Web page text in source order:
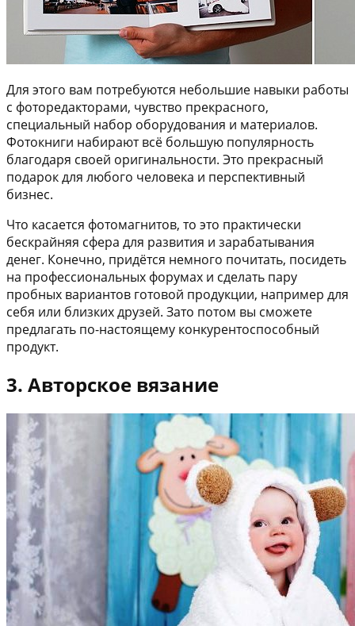
Для этого вам потребуются небольшие навыки работы
с фоторедакторами, чувство прекрасного,
специальный набор оборудования и материалов.
Фотокниги набирают всё большую популярность
благодаря своей оригинальности. Это прекрасный
подарок для любого человека и перспективный
бизнес.
Что касается фотомагнитов, то это практически
бескрайняя сфера для развития и зарабатывания
денег. Конечно, придётся немного почитать, посидеть
на профессиональных форумах и сделать пару
пробных вариантов готовой продукции, например для
себя или близких друзей. Зато потом вы сможете
предлагать по-настоящему конкурентоспособный
продукт.
3. Авторское вязание